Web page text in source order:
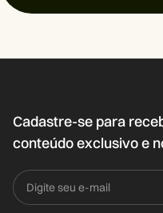
Cadastre-se para
conteúdo exclusivo e